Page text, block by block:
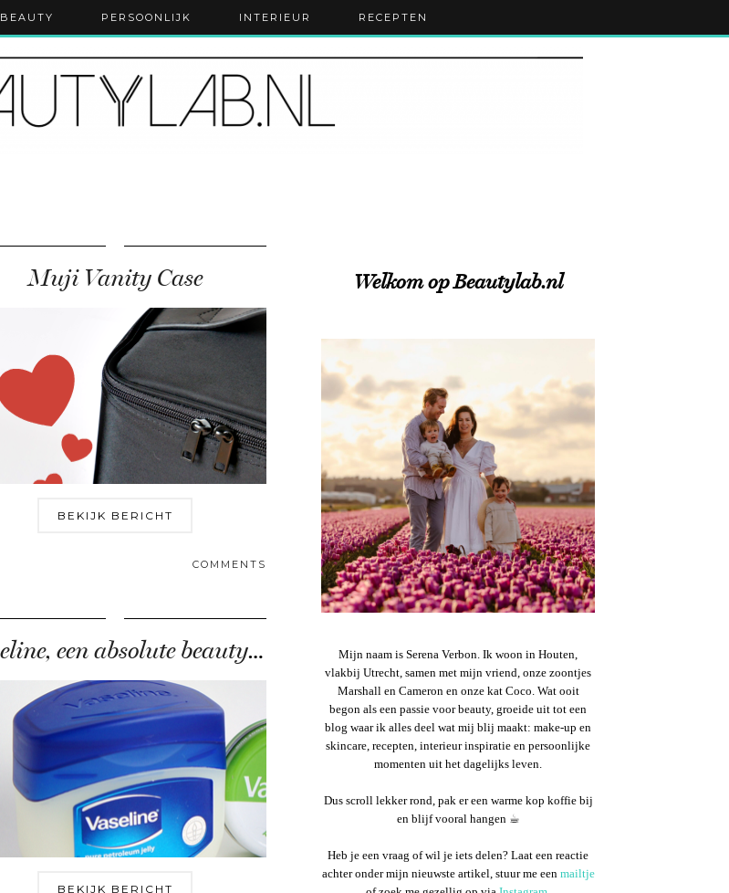
BEAUTY PERSOONLIJK INTERIEUR RECEPTEN
Muji Vanity Case
BEKIJK BERICHT
COMMENTS
Vaseline, een absolute beauty musthave!
BEKIJK BERICHT
Welkom op Beautylab.nl
Mijn naam is Serena Verbon. Ik woon in Houten,
vlakbij Utrecht, samen met mijn vriend, onze zoontjes
Marshall en Cameron en onze kat Coco. Wat ooit
begon als een passie voor beauty, groeide uit tot een
blog waar ik alles deel wat mij blij maakt: make-up en
skincare, recepten, interieur inspiratie en persoonlijke
momenten uit het dagelijks leven.
Dus scroll lekker rond, pak er een warme kop koffie bij
en blijf vooral hangen ☕︎
Heb je een vraag of wil je iets delen? Laat een reactie
achter onder mijn nieuwste artikel, stuur me een mailtje